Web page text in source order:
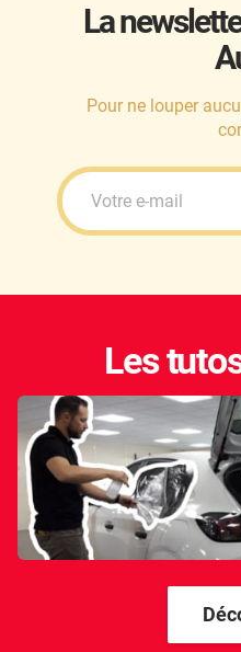
La
Pour ne louper
Les